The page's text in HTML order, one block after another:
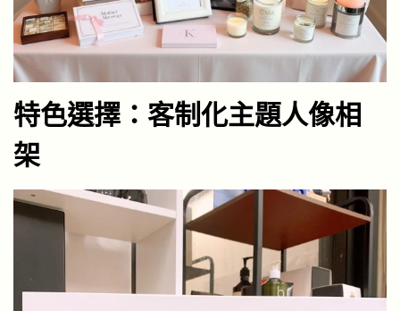
特色選擇：客制化主題人像相
架